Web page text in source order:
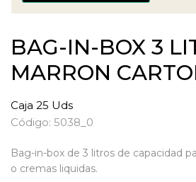
BAG-IN-BOX 3
MARRON
Caja 25 Uds
Código: 5038_0
Bag-in-box de 3 litros de capacidad
o cremas liquidas.